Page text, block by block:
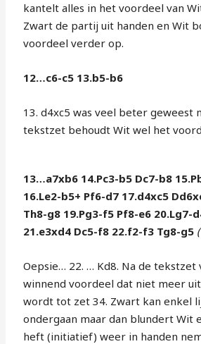
kantelt alles in het voordeel van
Zwart de partij uit handen en Wit
voordeel verder op.
12…c6-c5 13.b5-b6
13. d4xc5 was veel beter geweest
tekstzet behoudt Wit wel het
13…a7xb6 14.Pc3-b5 Dc7-b8
16.Le2-b5+ Pf6-d7 17.d4xc5
Th8-g8 19.Pg3-f5 Pf8-e6 20.Lg7-
21.e3xd4 Dc5-f8 22.f2-f3 Tg8-g5
Oepsie… 22. … Kd8. Na de
winnend voordeel dat niet meer
wordt tot zet 34. Zwart kan enkel
ondergaan maar dan blundert Wit
heft (initiatief) weer in handen